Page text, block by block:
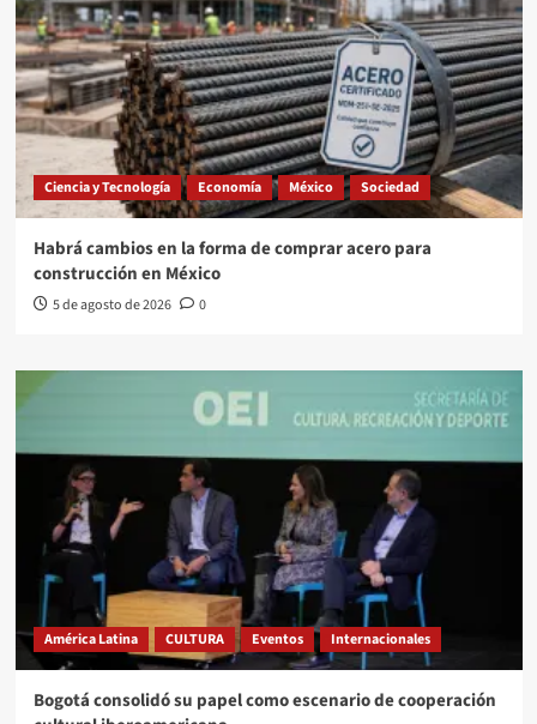
Ciencia y Tecnología Economía México Sociedad
Habrá cambios en la forma de comprar acero para
construcción en México
5 de agosto de 2026 0
América Latina CULTURA Eventos Internacionales
Bogotá consolidó su papel como escenario de cooperación